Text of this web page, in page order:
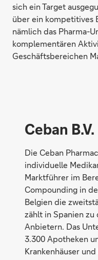
sich ein Target
über ein kompetitives
nämlich das Pharma-
komplementären
Geschäftsbereichen
Ceban B.V.
Die Ceban
individuelle
Marktführer im
Compounding in
Belgien die
zählt in Spanien
Anbietern. Das
3.300 Apotheken
Krankenhäuser